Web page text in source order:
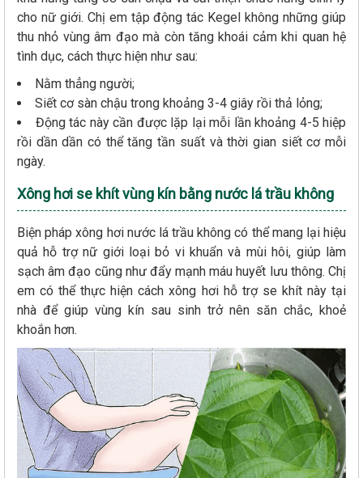
cho nữ giới. Chị em tập động tác Kegel không những giúp
thu nhỏ vùng âm đạo mà còn tăng khoái cảm khi quan hệ
tình dục, cách thực hiện như sau:
Nằm thẳng người;
Siết cơ sàn chậu trong khoảng 3-4 giây rồi thả lỏng;
Động tác này cần được lặp lại mỗi lần khoảng 4-5 hiệp
rồi dần dần có thể tăng tần suất và thời gian siết cơ mỗi
ngày.
Xông hơi se khít vùng kín bằng nước lá trầu không
Biện pháp xông hơi nước lá trầu không có thể mang lại hiệu
quả hỗ trợ nữ giới loại bỏ vi khuẩn và mùi hôi, giúp làm
sạch âm đạo cũng như đẩy mạnh máu huyết lưu thông. Chị
em có thể thực hiện cách xông hơi hỗ trợ se khít này tại
nhà để giúp vùng kín sau sinh trở nên săn chắc, khoẻ
khoắn hơn.